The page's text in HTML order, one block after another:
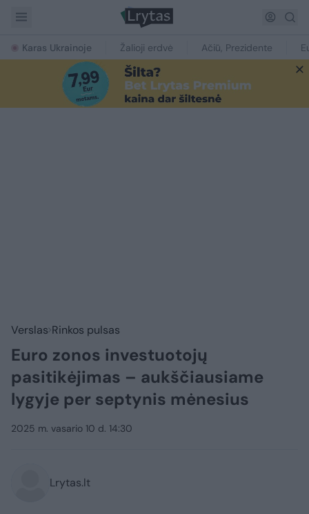
Karas Ukrainoje Žalioji erdvė Ačiū, Prezidente
Verslas Rinkos pulsas
Euro zonos investuotojų
pasitikėjimas – aukščiausiame
lygyje per septynis mėnesius
2025 m. vasario 10 d. 14:30
Lrytas.lt